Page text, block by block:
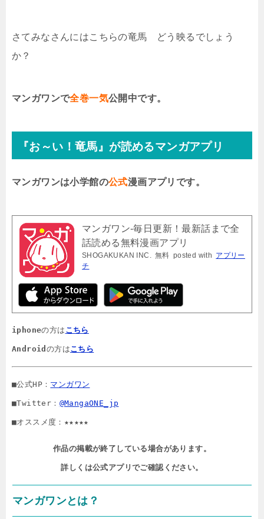
さてみなさんにはこちらの竜馬 どう映るでしょう
か？
マンガワンで全巻一気公開中です。
『お～い！竜馬』が読めるマンガアプリ
マンガワンは小学館の公式漫画アプリです。
マンガワン-毎日更新！最新話まで全
話読める無料漫画アプリ
SHOGAKUKAN INC. 無料 posted with アプリー
チ
iphoneの方は こちら
Android の方はこちら
■公式HP： マンガワン
■Twitter： @MangaONE_jp
■オススメ度：★★★★★
作品の掲載が終了している場合があります。
詳しくは公式アプリでご確認ください。
マンガワンとは？